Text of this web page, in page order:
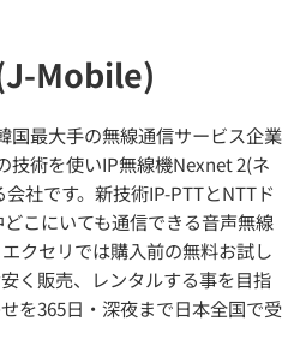
Mobile)
国最大手の無線通信サービス企業
術を使いIP無線機Nexnet 2(ネ
社です。新技術IP-PTTとNTTド
こにいても通信できる音声無線
クセリでは購入前の無料お試し
く販売、レンタルする事を目指
を365日・深夜まで日本全国で受